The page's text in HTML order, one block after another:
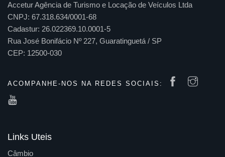
Accetur Agência de Turismo e Locação de Veículos Ltda
CNPJ: 67.318.634/0001-68
Cadastur: 26.022369.10.0001-5
Rua José Bonifácio Nº 227, Guaratinguetá / SP
CEP: 12500-030
ACOMPANHE-NOS NA REDES SOCIAIS:
Links Uteis
Câmbio